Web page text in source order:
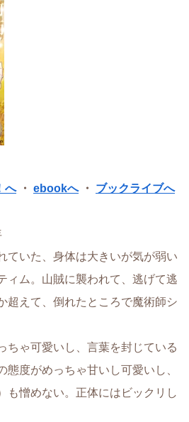
へ・ ebookへ・ ブックライブへ
ていた、身体は大きいが気が弱い
ィム。山賊に襲われて、逃げて逃
超えて、倒れたところで魔術師シ
ちゃ可愛いし、言葉を封じている
態度がめっちゃ甘いし可愛いし、
も憎めない。正体にはビックリし